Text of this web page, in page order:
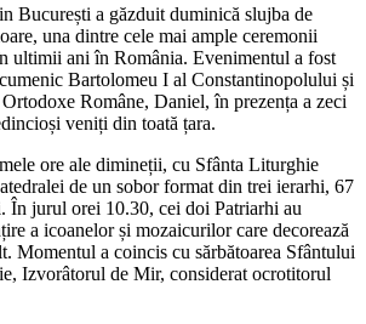
una dintre cele mai ample ceremonii
ultimii ani în România. Evenimentul a fost
Bartolomeu I al Constantinopolului și
Române, Daniel, în prezența a zeci
veniți din toată țara.
ore ale dimineții, cu Sfânta Liturghie
de un sobor format din trei ierarhi, 67
În jurul orei 10.30, cei doi Patriarhi au
a icoanelor și mozaicurilor care decorează
Momentul a coincis cu sărbătoarea Sfântului
Izvorâtorul de Mir, considerat ocrotitorul